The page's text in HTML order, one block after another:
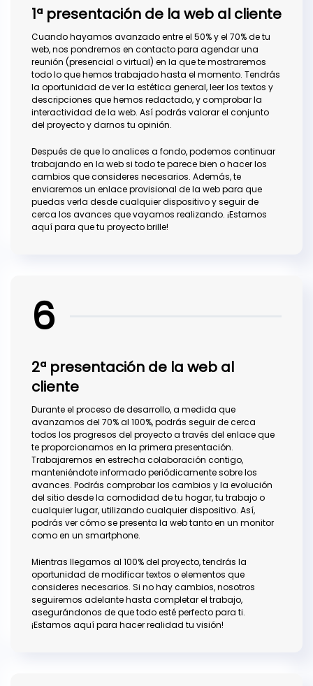
1ª presentación de la web al cliente
Cuando hayamos avanzado entre el 50% y el 70% de tu
web, nos pondremos en contacto para agendar una
reunión (presencial o virtual) en la que te mostraremos
todo lo que hemos trabajado hasta el momento. Tendrás
la oportunidad de ver la estética general, leer los textos y
descripciones que hemos redactado, y comprobar la
interactividad de la web. Así podrás valorar el conjunto
del proyecto y darnos tu opinión.
Después de que lo analices a fondo, podemos continuar
trabajando en la web si todo te parece bien o hacer los
cambios que consideres necesarios. Además, te
enviaremos un enlace provisional de la web para que
puedas verla desde cualquier dispositivo y seguir de
cerca los avances que vayamos realizando. ¡Estamos
aquí para que tu proyecto brille!
6
2ª presentación de la web al
cliente
Durante el proceso de desarrollo, a medida que
avanzamos del 70% al 100%, podrás seguir de cerca
todos los progresos del proyecto a través del enlace que
te proporcionamos en la primera presentación.
Trabajaremos en estrecha colaboración contigo,
manteniéndote informado periódicamente sobre los
avances. Podrás comprobar los cambios y la evolución
del sitio desde la comodidad de tu hogar, tu trabajo o
cualquier lugar, utilizando cualquier dispositivo. Así,
podrás ver cómo se presenta la web tanto en un monitor
como en un smartphone.
Mientras llegamos al 100% del proyecto, tendrás la
oportunidad de modificar textos o elementos que
consideres necesarios. Si no hay cambios, nosotros
seguiremos adelante hasta completar el trabajo,
asegurándonos de que todo esté perfecto para ti.
¡Estamos aquí para hacer realidad tu visión!